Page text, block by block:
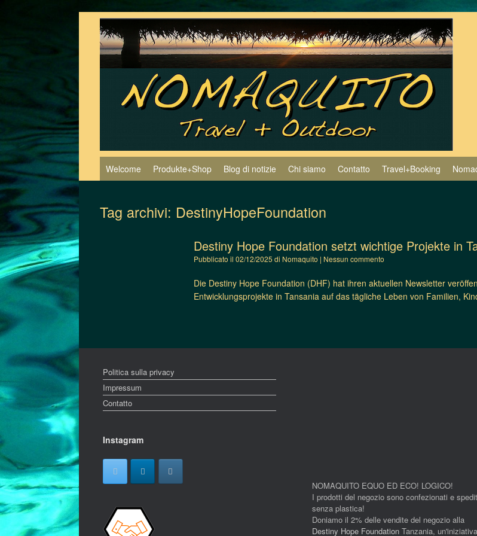
contenuto
Welcome Produkte+Shop Blog di notizie Chi siamo Contatto Travel+Booking
Tag archivi: DestinyHopeFoundation
Destiny Hope Foundation setzt wichtige Projekte in
Pubblicato il02/12/2025 di Nomaquito | Nessun commento
Die Destiny Hope Foundation (DHF) hat ihren aktuellen Newsletter
Entwicklungsprojekte in Tansania auf das tägliche Leben von Familien,
Politica sulla privacy
Impressum
Contatto
Instagram
NOMAQUITO EQUO ED ECO! LOGICO!
I prodotti del negozio sono confezionati e
senza plastica!
Doniamo il 2% delle vendite del negozio alla
Destiny Hope Foundation Tanzania, un'iniziativa